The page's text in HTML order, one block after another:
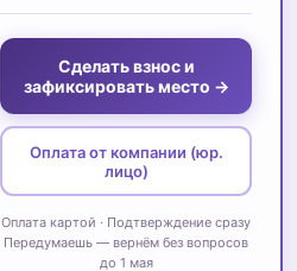
Сделать взнос и
зафиксировать место →
Оплата от компании (юр.
лицо)
Оплата картой · Подтверждение сразу
Передумаешь — вернём без вопросов
до 1 мая